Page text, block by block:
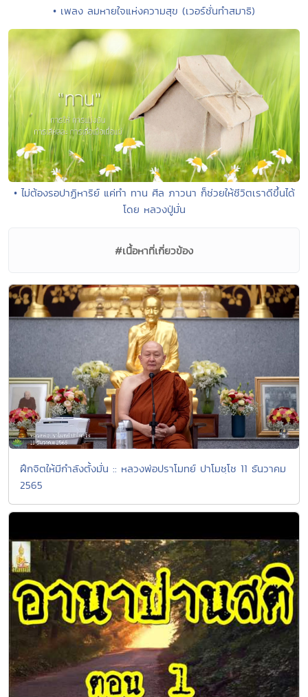
• เพลง ลมหายใจแห่งความสุข (เวอร์ชั่นทำสมาธิ)
• ไม่ต้องรอปาฏิหาริย์ แค่ทำ ทาน ศีล ภาวนา ก็ช่วยให้ชีวิตเราดีขึ้นได้
โดย หลวงปู่มั่น
#เนื้อหาที่เกี่ยวข้อง
ฝึกจิตให้มีกำลังตั้งมั่น :: หลวงพ่อปราโมทย์ ปาโมชฺโช 11 ธันวาคม
2565